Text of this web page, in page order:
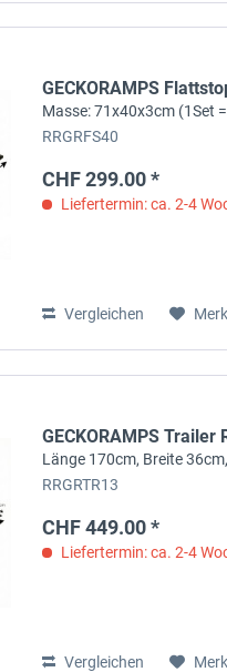
GECKORAMPS
Masse: 71x40x3cm (1Set
RRGRFS40
CHF 299.00 *
Liefertermin: ca. 2-4
Vergleichen
Länge 170cm, Breite
RRGRTR13
CHF 449.00 *
Liefertermin: ca. 2-4
Vergleichen